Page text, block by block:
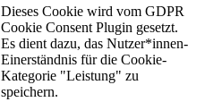
Dieses Cookie wird vom GDPR
Cookie Consent Plugin gesetzt.
Es dient dazu, das Nutzer*innen-
Einerständnis für die Cookie-
Kategorie "Leistung" zu
speichern.